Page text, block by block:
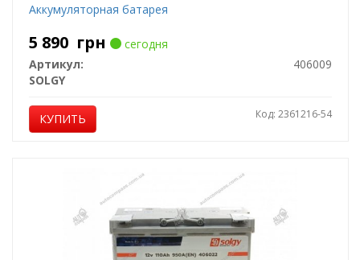
Аккумуляторная батарея
5 890 грн
сегодня
Артикул:
406009
SOLGY
КУПИТЬ Код: 2361216-54